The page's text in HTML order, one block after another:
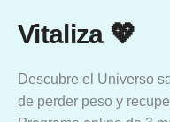
Vitaliza 💖
Descubre el Universo
de perder peso y